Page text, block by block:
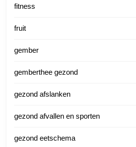
fitness
fruit
gember
gemberthee gezond
gezond afslanken
gezond afvallen en sporten
gezond eetschema